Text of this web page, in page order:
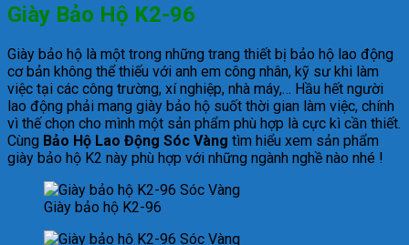
Giày Bảo Hộ K2-96
Giày bảo hộ là một trong những trang thiết bị bảo hộ lao động
cơ bản không thể thiếu với anh em công nhân, kỹ sư khi làm
việc tại các công trường, xí nghiệp, nhà máy,… Hầu hết người
lao động phải mang giày bảo hộ suốt thời gian làm việc, chính
vì thế chọn cho mình một sản phẩm phù hợp là cực kì cần thiết.
Cùng Bảo Hộ Lao Động Sóc Vàng tìm hiểu xem sản phẩm
giày bảo hộ K2 này phù hợp với những ngành nghề nào nhé !
Giày bảo hộ K2-96